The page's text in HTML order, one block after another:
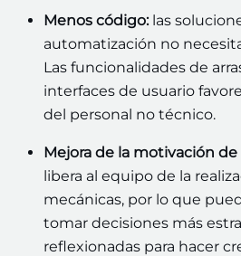
Menos código: las
automatización no
Las funcionalidades de
interfaces de usuario
del personal no técnico.
Mejora de la motivación de
libera al equipo de la
mecánicas, por lo que
tomar decisiones más
reflexionadas para hacer